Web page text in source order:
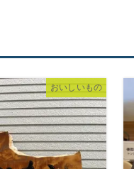
おいしいもの